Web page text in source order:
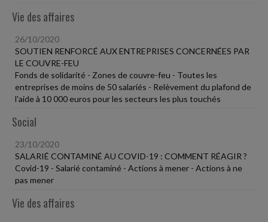
Vie des affaires
26/10/2020
SOUTIEN RENFORCÉ AUX ENTREPRISES CONCERNÉES PAR
LE COUVRE-FEU
Fonds de solidarité - Zones de couvre-feu - Toutes les
entreprises de moins de 50 salariés - Relèvement du plafond de
l'aide à 10 000 euros pour les secteurs les plus touchés
Social
23/10/2020
SALARIÉ CONTAMINÉ AU COVID-19 : COMMENT RÉAGIR ?
Covid-19 - Salarié contaminé - Actions à mener - Actions à ne
pas mener
Vie des affaires